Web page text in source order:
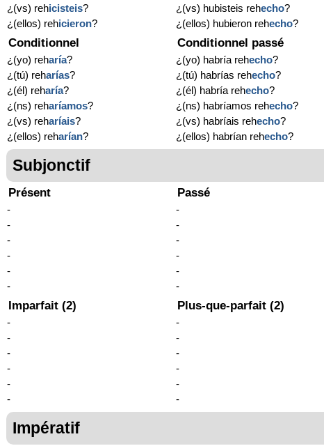
¿(vs) rehicisteis?
¿(ellos) rehicieron?
¿(vs) hubisteis rehecho?
¿(ellos) hubieron rehecho?
Conditionnel
¿(yo) reharía?
¿(tú) reharías?
¿(él) reharía?
¿(ns) reharíamos?
¿(vs) reharíais?
¿(ellos) reharían?
Conditionnel passé
¿(yo) habría rehecho?
¿(tú) habrías rehecho?
¿(él) habría rehecho?
¿(ns) habríamos rehecho?
¿(vs) habríais rehecho?
¿(ellos) habrían rehecho?
Subjonctif
Présent
-
-
-
-
-
-
Passé
-
-
-
-
-
-
Imparfait (2)
-
-
-
-
-
-
Plus-que-parfait (2)
-
-
-
-
-
-
Impératif